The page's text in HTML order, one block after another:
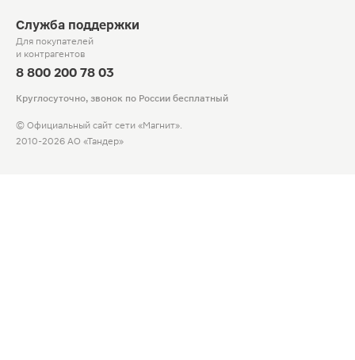
Служба поддержки
Для покупателей
и контрагентов
8 800 200 78 03
Круглосуточно, звонок по России бесплатный
© Официальный сайт сети «Магнит».
2010-2026 АО «Тандер»